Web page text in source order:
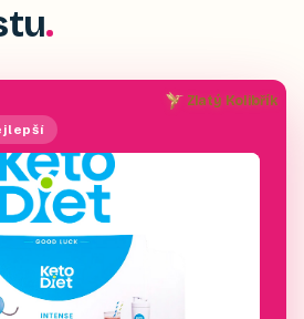
Zlatý Kolibřík